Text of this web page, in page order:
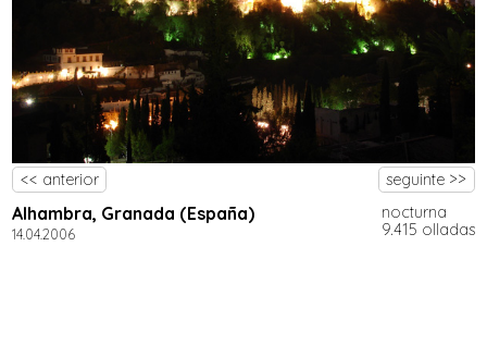
<< anterior seguinte >>
Alhambra, Granada (España)
14.04.2006
nocturna
9.415 olladas